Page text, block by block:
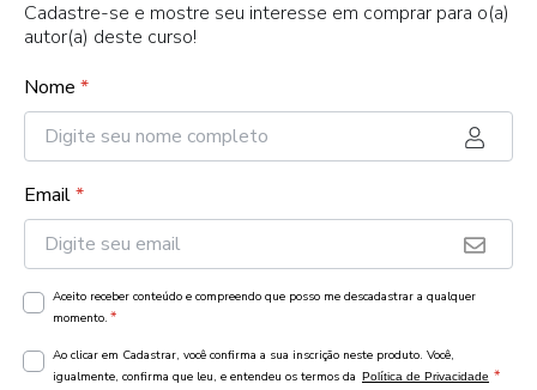
Cadastre-se e mostre seu interesse em comprar para o(a)
autor(a) deste curso!
Nome *
Email*
Aceito receber conteúdo e compreendo que posso me descadastrar a qualquer
momento. *
Ao clicar em Cadastrar, você confirma a sua inscrição neste produto. Você,
igualmente, confirma que leu, e entendeu os termos da Política de Privacidade *